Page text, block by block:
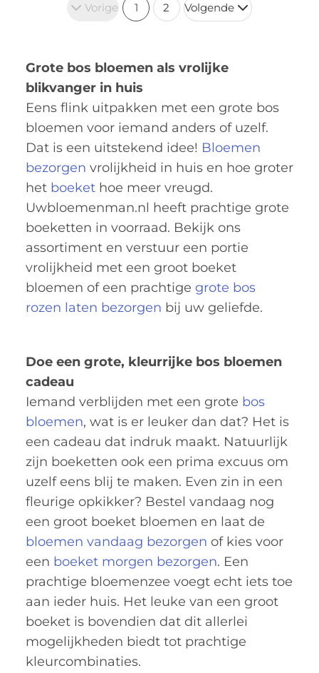
Vorige 1 2 Volgende
Grote bos bloemen als vrolijke
blikvanger in huis
Eens flink uitpakken met een grote bos
bloemen voor iemand anders of uzelf.
Dat is een uitstekend idee! Bloemen
bezorgen vrolijkheid in huis en hoe groter
het boeket hoe meer vreugd.
Uwbloemenman.nl heeft prachtige grote
boeketten in voorraad. Bekijk ons
assortiment en verstuur een portie
vrolijkheid met een groot boeket
bloemen of een prachtige grote bos
rozen laten bezorgen bij uw geliefde.
Doe een grote, kleurrijke bos bloemen
cadeau
Iemand verblijden met een grote bos
bloemen, wat is er leuker dan dat? Het is
een cadeau dat indruk maakt. Natuurlijk
zijn boeketten ook een prima excuus om
uzelf eens blij te maken. Even zin in een
fleurige opkikker? Bestel vandaag nog
een groot boeket bloemen en laat de
bloemen vandaag bezorgen of kies voor
een boeket morgen bezorgen. Een
prachtige bloemenzee voegt echt iets toe
aan ieder huis. Het leuke van een groot
boeket is bovendien dat dit allerlei
mogelijkheden biedt tot prachtige
kleurcombinaties.